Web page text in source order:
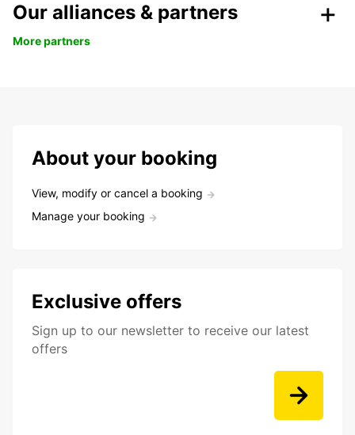
Our alliances & partners
More partners
About your booking
View, modify or cancel a booking
Manage your booking
Exclusive offers
Sign up to our newsletter to receive our latest
offers